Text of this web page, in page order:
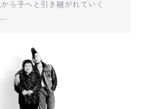
ら子へと引き継がれていく